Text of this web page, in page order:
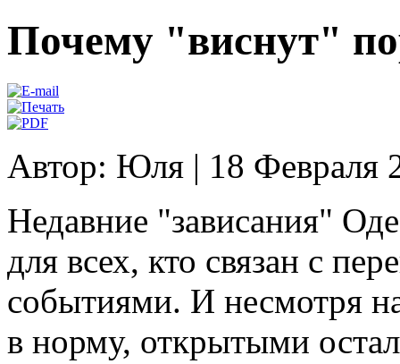
Почему "виснут"
Автор: Юля | 18 Февраля
Недавние "зависания"
для всех, кто связан с
событиями. И несмотря
в норму, открытыми